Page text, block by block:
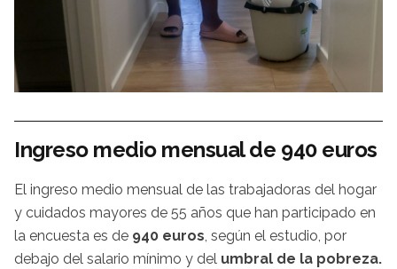
Ingreso medio mensual de 940 euros
El ingreso medio mensual de las trabajadoras del hogar
y cuidados mayores de 55 años que han participado en
la encuesta es de 940 euros, según el estudio, por
debajo del salario mínimo y del umbral de la pobreza.